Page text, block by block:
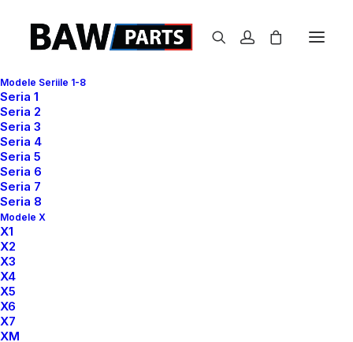
Modele Seriile 1-8
Seria 1
Seria 2
Seria 3
Seria 4
Seria 5
Seria 6
Seria 7
Seria 8
Modele X
X1
X2
X3
X4
X5
X6
X7
XM
Complete your shopping